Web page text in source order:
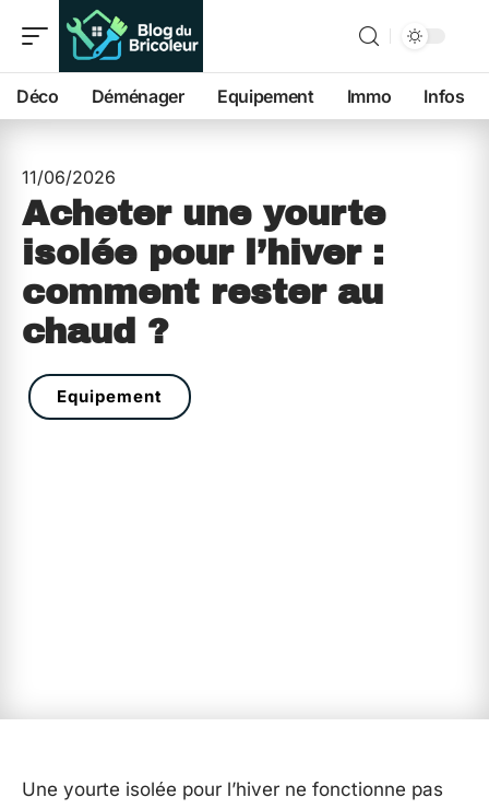
Déco Déménager Equipement Immo Infos
11/06/2026
Acheter une yourte
isolée pour l’hiver :
comment rester au
chaud ?
Equipement
Une yourte isolée pour l’hiver ne fonctionne pas